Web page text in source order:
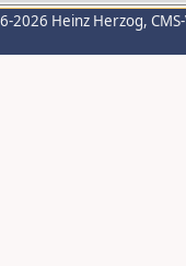
2026 Heinz Herzog,